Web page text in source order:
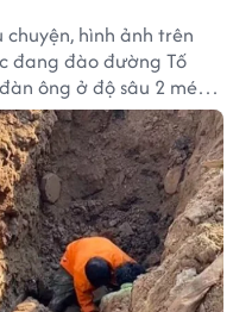
hình ảnh trên
đang đào đường Tố
ông ở độ sâu 2 mét